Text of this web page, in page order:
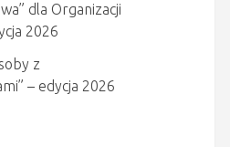
dla Organizacji
2026
z
– edycja 2026